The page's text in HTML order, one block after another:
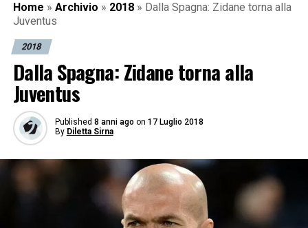
Home » Archivio » 2018 » Dalla Spagna: Zidane torna alla
Juventus
2018
Dalla Spagna: Zidane torna alla
Juventus
Published 8 anni ago on 17 Luglio 2018
By Diletta Sirna